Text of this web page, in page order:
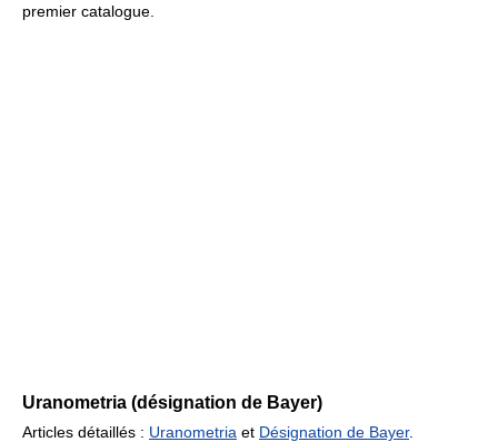
premier catalogue.
Uranometria (désignation de Bayer)
Articles détaillés : Uranometria et Désignation de Bayer.